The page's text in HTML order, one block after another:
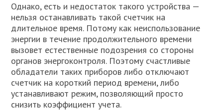
Однако, есть и недостаток такого устройства —
нельзя останавливать такой счетчик на
длительное время. Потому как неиспользование
энергии в течение продолжительного времени
вызовет естественные подозрения со стороны
органов энергоконтроля. Поэтому счастливые
обладатели таких приборов либо отключают
счетчик на короткий период времени, либо
устанавливают режим, позволяющий просто
снизить коэффициент учета.